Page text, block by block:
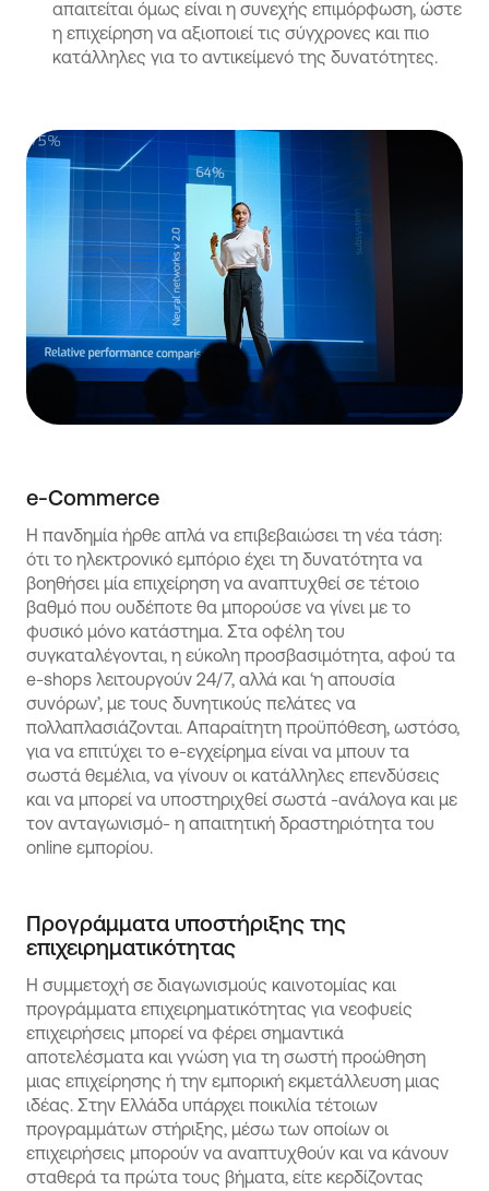
απαιτείται όμως είναι η συνεχής επιμόρφωση, ώστε
η επιχείρηση να αξιοποιεί τις σύγχρονες και πιο
κατάλληλες για το αντικείμενό της δυνατότητες.
e-Commerce
Η πανδημία ήρθε απλά να επιβεβαιώσει τη νέα τάση:
ότι το ηλεκτρονικό εμπόριο έχει τη δυνατότητα να
βοηθήσει μία επιχείρηση να αναπτυχθεί σε τέτοιο
βαθμό που ουδέποτε θα μπορούσε να γίνει με το
φυσικό μόνο κατάστημα. Στα οφέλη του
συγκαταλέγονται, η εύκολη προσβασιμότητα, αφού τα
e-shops λειτουργούν 24/7, αλλά και ‘η απουσία
συνόρων’, με τους δυνητικούς πελάτες να
πολλαπλασιάζονται. Απαραίτητη προϋπόθεση, ωστόσο,
για να επιτύχει το e-εγχείρημα είναι να μπουν τα
σωστά θεμέλια, να γίνουν οι κατάλληλες επενδύσεις
και να μπορεί να υποστηριχθεί σωστά -ανάλογα και με
τον ανταγωνισμό- η απαιτητική δραστηριότητα του
online εμπορίου.
Προγράμματα υποστήριξης της
επιχειρηματικότητας
Η συμμετοχή σε διαγωνισμούς καινοτομίας και
προγράμματα επιχειρηματικότητας για νεοφυείς
επιχειρήσεις μπορεί να φέρει σημαντικά
αποτελέσματα και γνώση για τη σωστή προώθηση
μιας επιχείρησης ή την εμπορική εκμετάλλευση μιας
ιδέας. Στην Ελλάδα υπάρχει ποικιλία τέτοιων
προγραμμάτων στήριξης, μέσω των οποίων οι
επιχειρήσεις μπορούν να αναπτυχθούν και να κάνουν
σταθερά τα πρώτα τους βήματα, είτε κερδίζοντας